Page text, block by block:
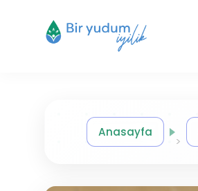
Anasayfa